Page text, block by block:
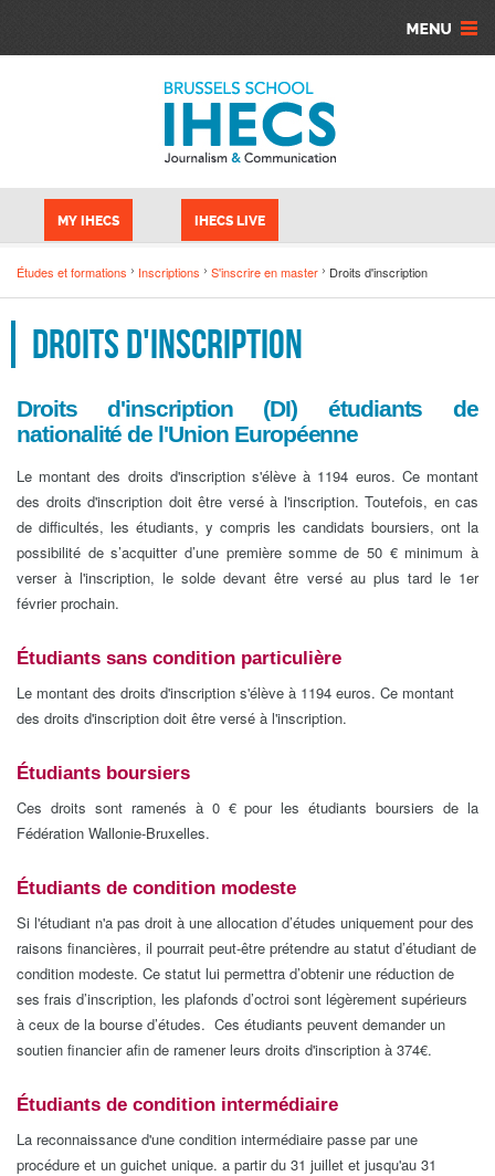
MY IHECS IHECS LIVE
Études et formations Inscriptions S'inscrire en master Droits d'inscription
Droits d'inscription
Droits d'inscription (DI) étudiants de
nationalité de l'Union Européenne
Le montant des droits d'inscription s'élève à 1194 euros. Ce montant
des droits d'inscription doit être versé à l'inscription. Toutefois, en cas
de difficultés, les étudiants, y compris les candidats boursiers, ont la
possibilité de s’acquitter d’une première somme de 50 € minimum à
verser à l'inscription, le solde devant être versé au plus tard le 1er
février prochain.
Étudiants sans condition particulière
Le montant des droits d'inscription s'élève à 1194 euros. Ce montant
des droits d'inscription doit être versé à l'inscription.
Étudiants boursiers
Ces droits sont ramenés à 0 € pour les étudiants boursiers de la
Fédération Wallonie-Bruxelles.
Étudiants de condition modeste
Si l'étudiant n'a pas droit à une allocation d’études uniquement pour des
raisons financières, il pourrait peut-être prétendre au statut d’étudiant de
condition modeste. Ce statut lui permettra d’obtenir une réduction de
ses frais d’inscription, les plafonds d’octroi sont légèrement supérieurs
à ceux de la bourse d’études. Ces étudiants peuvent demander un
soutien financier afin de ramener leurs droits d'inscription à 374€.
Étudiants de condition intermédiaire
La reconnaissance d'une condition intermédiaire passe par une
procédure et un guichet unique. a partir du 31 juillet et jusqu'au 31